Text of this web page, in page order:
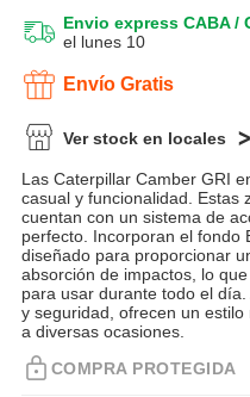
Envio express CABA /
el lunes 10
Envío Gratis
Ver stock en locales
Las Caterpillar Camber GRI
casual y funcionalidad. Estas
cuentan con un sistema de
perfecto. Incorporan el fondo
diseñado para proporcionar
absorción de impactos, lo
para usar durante todo el
y seguridad, ofrecen un
a diversas ocasiones.
COMPRA PROTEGIDA